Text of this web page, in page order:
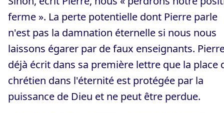
ferme ». La perte potentielle dont Pierre parle
n'est pas la damnation éternelle si nous nous
laissons égarer par de faux enseignants.
déjà écrit dans sa première lettre que la place
chrétien dans l'éternité est protégée par la
puissance de Dieu et ne peut être perdue.